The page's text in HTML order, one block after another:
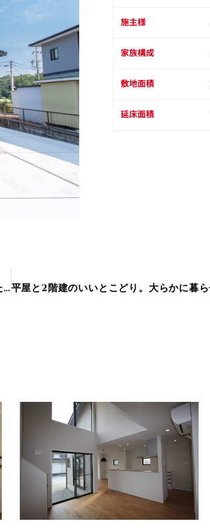
施主様
家族構成
敷地面積
延床面積
「子供が楽しめる家にしたい」ヌックのある、ご夫婦の想いが詰まったお家【大垣市】